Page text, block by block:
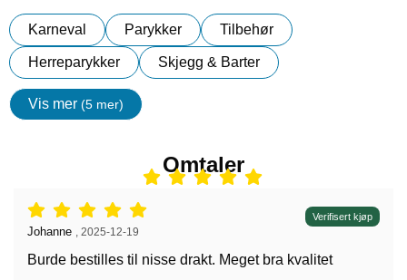
Karneval Parykker Tilbehør
Herreparykker Skjegg & Barter
Vis mer (5 mer)
egenskaper
Omtaler
Vurdering: 5 stjerne av 5, Verifisert kjøp
Anmeldelse av:
Johanne 2025-12-19
Burde bestilles til nisse drakt. Meget bra kvalitet